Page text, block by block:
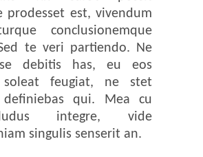
prodesset est, vivendum
conclusionemque
te veri partiendo. Ne
debitis has, eu eos
soleat feugiat, ne stet
qui. Mea cu
integre, vide
singulis senserit an.